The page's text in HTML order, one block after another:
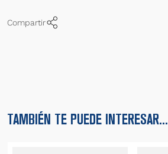
Compartir
TAMBIÉN TE PUEDE INTERESAR...